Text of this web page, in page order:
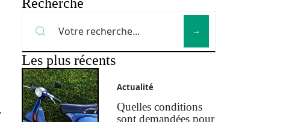
Les plus récents
Actualité
Quelles conditions
sont demandées pour